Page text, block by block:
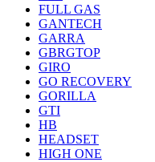
FULL GAS
GANTECH
GARRA
GBRGTOP
GIRO
GO RECOVERY
GORILLA
GTI
HB
HEADSET
HIGH ONE